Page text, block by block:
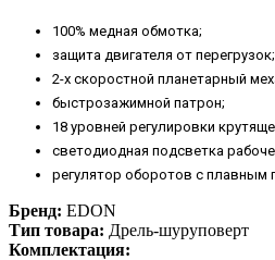
100% медная обмотка;
защита двигателя от перегрузок;
2-х скоростной планетарный
быстрозажимной патрон;
18 уровней регулировки
светодиодная подсветка
регулятор оборотов с плавным
Бренд: EDON
Тип товара: Дрель-шуруповерт
Комплектация: